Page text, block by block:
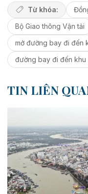
Từ khóa:
Bộ Giao thông Vận tải
mở đường bay đi đến
đường bay đi đến
TIN LIÊN